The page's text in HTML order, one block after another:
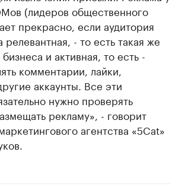
(лидеров общественного
прекрасно, если аудитория
релевантная, - то есть такая же
и активная, то есть -
комментарии, лайки,
аккаунты. Все эти
нужно проверять
рекламу», - говорит
агентства «5Cat»